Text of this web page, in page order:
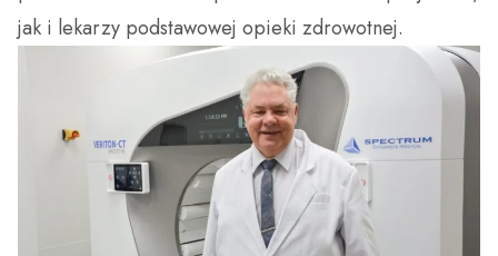
jak i lekarzy podstawowej opieki zdrowotnej.